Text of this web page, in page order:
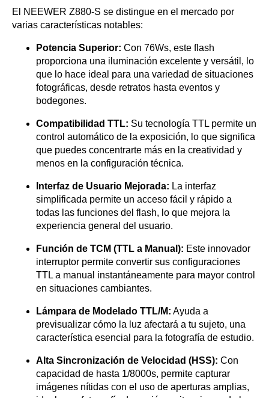
El NEEWER Z880-S se distingue en el mercado por
varias características notables:
Potencia Superior: Con 76Ws, este flash
proporciona una iluminación excelente y versátil, lo
que lo hace ideal para una variedad de situaciones
fotográficas, desde retratos hasta eventos y
bodegones.
Compatibilidad TTL: Su tecnología TTL permite un
control automático de la exposición, lo que significa
que puedes concentrarte más en la creatividad y
menos en la configuración técnica.
Interfaz de Usuario Mejorada: La interfaz
simplificada permite un acceso fácil y rápido a
todas las funciones del flash, lo que mejora la
experiencia general del usuario.
Función de TCM (TTL a Manual): Este innovador
interruptor permite convertir sus configuraciones
TTL a manual instantáneamente para mayor control
en situaciones cambiantes.
Lámpara de Modelado TTL/M: Ayuda a
previsualizar cómo la luz afectará a tu sujeto, una
característica esencial para la fotografía de estudio.
Alta Sincronización de Velocidad (HSS): Con
capacidad de hasta 1/8000s, permite capturar
imágenes nítidas con el uso de aperturas amplias,